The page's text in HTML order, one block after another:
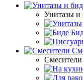
Унитазы и
Смесители